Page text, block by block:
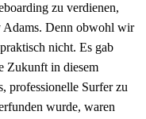
zu verdienen,
Adams. Denn obwohl wir
nicht. Es gab
Zukunft in diesem
professionelle Surfer zu
wurde, waren